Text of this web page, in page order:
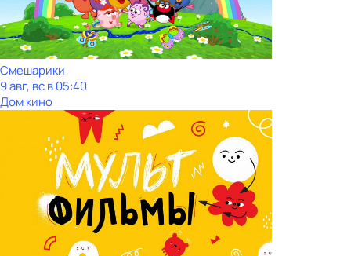
Смешарики
9 авг, вс в 05:40
Дом кино